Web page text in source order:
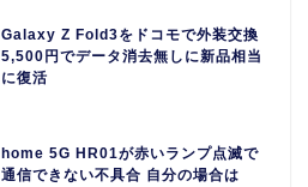
Galaxy Z Fold3をドコモで外装交換
5,500円でデータ消去無しに新品相当
に復活
home 5G HR01が赤いランプ点滅で
通信できない不具合 自分の場合は